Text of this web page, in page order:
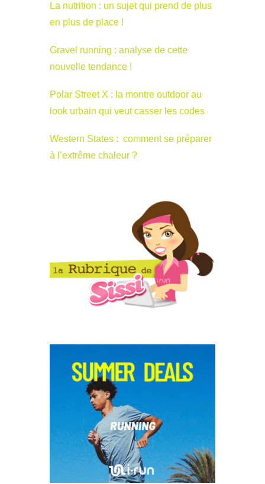
La nutrition : un sujet qui prend de plus
en plus de place !
Gravel running : analyse de cette
nouvelle tendance !
Polar Street X : la montre outdoor au
look urbain qui veut casser les codes
Western States : comment se préparer
à l’extrême chaleur ?